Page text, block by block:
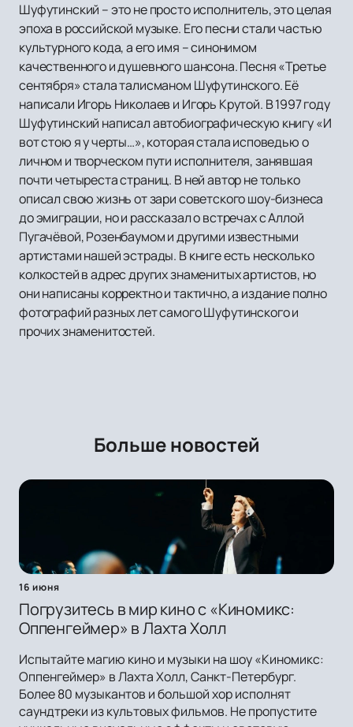
Шуфутинский – это не просто исполнитель, это целая
эпоха в российской музыке. Его песни стали частью
культурного кода, а его имя – синонимом
качественного и душевного шансона. Песня «Третье
сентября» стала талисманом Шуфутинского. Её
написали Игорь Николаев и Игорь Крутой. В 1997 году
Шуфутинский написал автобиографическую книгу «И
вот стою я у черты…», которая стала исповедью о
личном и творческом пути исполнителя, занявшая
почти четыреста страниц. В ней автор не только
описал свою жизнь от зари советского шоу-бизнеса
до эмиграции, но и рассказал о встречах с Аллой
Пугачёвой, Розенбаумом и другими известными
артистами нашей эстрады. В книге есть несколько
колкостей в адрес других знаменитых артистов, но
они написаны корректно и тактично, а издание полно
фотографий разных лет самого Шуфутинского и
прочих знаменитостей.
Больше новостей
16 июня
Погрузитесь в мир кино с «Киномикс:
Оппенгеймер» в Лахта Холл
Испытайте магию кино и музыки на шоу «Киномикс:
Оппенгеймер» в Лахта Холл, Санкт-Петербург.
Более 80 музыкантов и большой хор исполнят
саундтреки из культовых фильмов. Не пропустите